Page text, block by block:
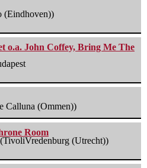
(Eindhoven))
o.a. John Coffey, Bring Me The
Calluna (Ommen))
Room
(Utrecht))